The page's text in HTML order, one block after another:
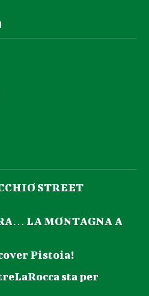
STREET
LA MONTAGNA A
Pistoia!
sta per